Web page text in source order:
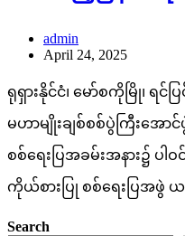
admin
April 24, 2025
ရုရှားနိုင်ငံ၊ မော်စကိုမြို၊ ရင်
မဟာမျိုးချစ်စစ်ပွဲကြီးအေ
စစ်ရေးပြအခမ်းအနား၌ ပ
ကိုယ်စားပြု စစ်ရေးပြအဖွဲ
Search